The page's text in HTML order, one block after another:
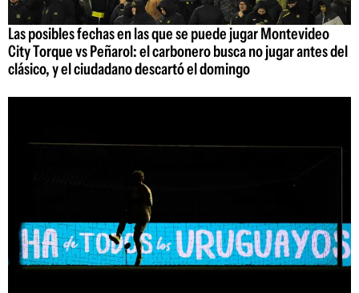
Las posibles fechas en las que se puede jugar Montevideo
City Torque vs Peñarol: el carbonero busca no jugar antes del
clásico, y el ciudadano descartó el domingo